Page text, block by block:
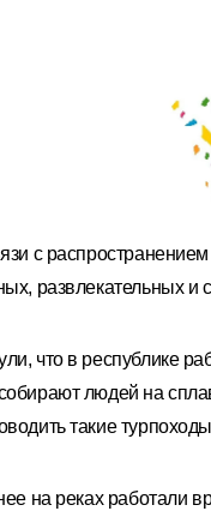
с
развлекательных и
что в республике
людей на
такие
на реках работали